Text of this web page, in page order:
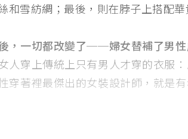
和雪紡綢；最後，則在脖子上搭配華
，一切都改變了──婦女替補了男性
人穿上傳統上只有男人才穿的衣服
穿著裡最傑出的女裝設計師，就是